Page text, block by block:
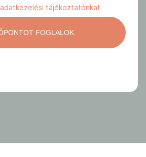
adatkezelési tájékoztatónkat